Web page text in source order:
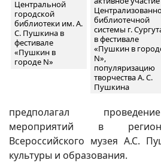
Центральной
городской
библиотеки им. А.
С. Пушкина в
фестивале
«Пушкин в
городе N»
библиотечной
системы г.
в фестивале
«Пушкин в
N»,
популяризацию
творчества А. С.
Пушкина
предполагал
мероприятий в
Всероссийского музея А.С.
культуры и образования.